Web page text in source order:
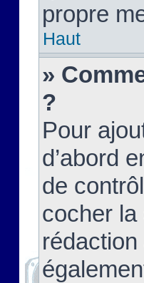
propre
Haut
»
?
Pour
d’abord
de
cocher la